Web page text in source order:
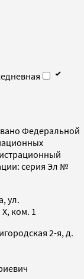
Федеральной
серия Эл №
ул.
ком. 1
2-я, д.